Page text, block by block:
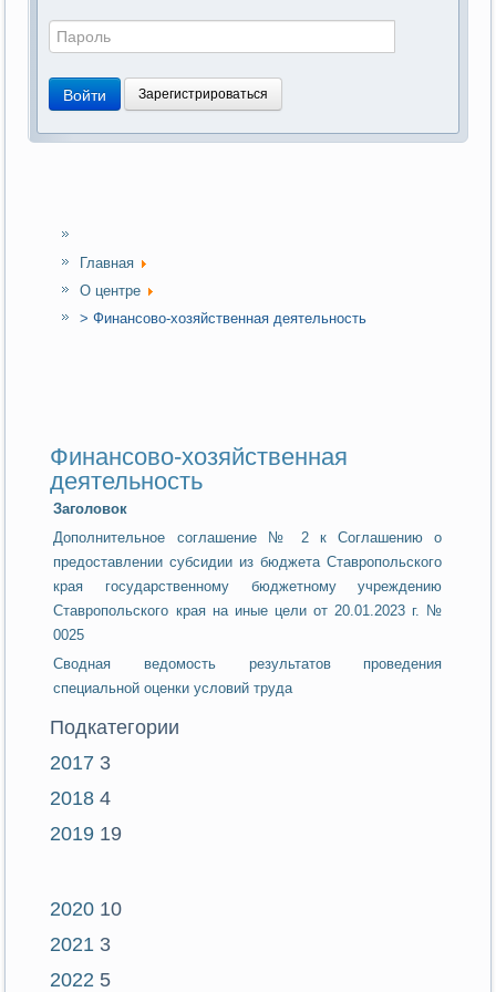
Войти Зарегистрироваться
Главная
О центре
> Финансово-хозяйственная деятельность
Финансово-хозяйственная
деятельность
Заголовок
Дополнительное соглашение № 2 к Соглашению о
предоставлении субсидии из бюджета Ставропольского
края государственному бюджетному учреждению
Ставропольского края на иные цели от 20.01.2023 г. №
0025
Сводная ведомость результатов проведения
специальной оценки условий труда
Подкатегории
2017 3
2018 4
2019 19
2020 10
2021 3
2022 5